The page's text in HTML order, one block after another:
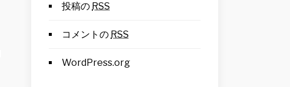
投稿の RSS
コメントの RSS
WordPress.org